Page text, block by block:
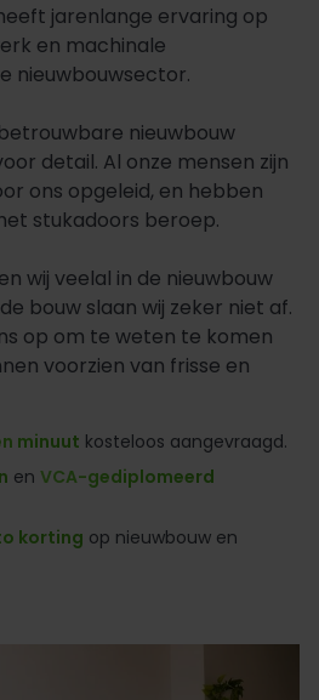
jarenlange ervaring op
en machinale
nieuwbouwsector.
nieuwbouw
detail. Al onze mensen zijn
ons opgeleid, en hebben
stukadoors beroep.
wij veelal in de nieuwbouw
bouw slaan wij zeker niet af.
op om te weten te komen
voorzien van frisse en
minuut kosteloos aangevraagd.
en VCA-gediplomeerd
korting op nieuwbouw en